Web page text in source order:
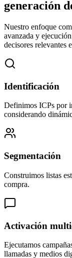
generación
Nuestro enfoque
avanzada y
decisores relevantes
Identificación
Definimos ICPs por
considerando
Segmentación
Construimos listas
compra.
Activación
Ejecutamos
llamadas y medios